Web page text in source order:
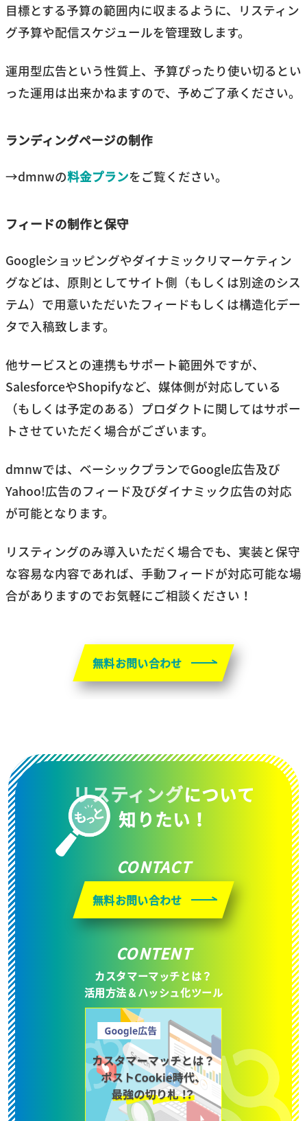
目標とする予算の範囲内に収まるように、リスティン
グ予算や配信スケジュールを管理致します。
運用型広告という性質上、予算ぴったり使い切るとい
った運用は出来かねますので、予めご了承ください。
ランディングページの制作
→dmnwの料金プランをご覧ください。
フィードの制作と保守
Googleショッピングやダイナミックリマーケティン
グなどは、原則としてサイト側（もしくは別途のシス
テム）で用意いただいたフィードもしくは構造化デー
タで入稿致します。
他サービスとの連携もサポート範囲外ですが、
SalesforceやShopifyなど、媒体側が対応している
（もしくは予定のある）プロダクトに関してはサポー
トさせていただく場合がございます。
dmnwでは、ベーシックプランでGoogle広告及び
Yahoo!広告のフィード及びダイナミック広告の対応
が可能となります。
リスティングのみ導入いただく場合でも、実装と保守
な容易な内容であれば、手動フィードが対応可能な場
合がありますのでお気軽にご相談ください！
無料お問い合わせ
リスティングについて
知りたい！
CONTACT
無料お問い合わせ
CONTENT
カスタマーマッチとは？
活用方法＆ハッシュ化ツール